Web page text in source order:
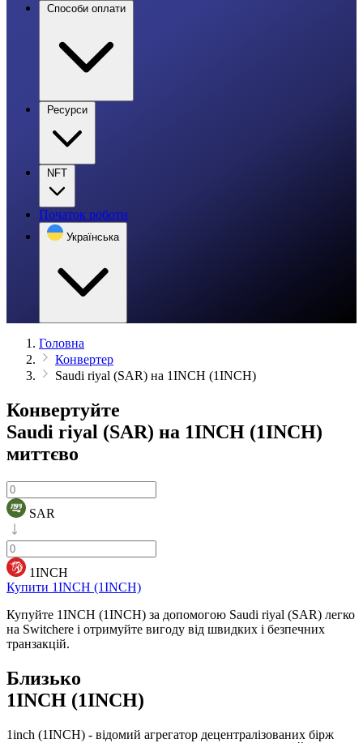
Способи оплати
Ресурси
NFT
Початок роботи
Українська
Головна
Конвертер
Saudi riyal (SAR) на 1INCH (1INCH)
Конвертуйте
Saudi riyal (SAR) на 1INCH (1INCH)
миттєво
SAR
1INCH
Купити 1INCH (1INCH)
Купуйте 1INCH (1INCH) за допомогою Saudi riyal (SAR) легко
на Switchere і отримуйте вигоду від швидких і безпечних
транзакцій.
Близько
1INCH (1INCH)
1inch (1INCH) - відомий агрегатор децентралізованих бірж